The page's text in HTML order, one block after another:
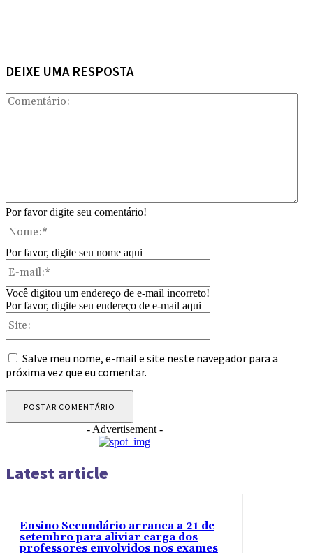
DEIXE UMA RESPOSTA
Por favor digite seu comentário!
Por favor, digite seu nome aqui
Você digitou um endereço de e-mail incorreto!
Por favor, digite seu endereço de e-mail aqui
Salve meu nome, e-mail e site neste navegador para a
próxima vez que eu comentar.
- Advertisement -
Latest article
Ensino Secundário arranca a 21 de
setembro para aliviar carga dos
professores envolvidos nos exames